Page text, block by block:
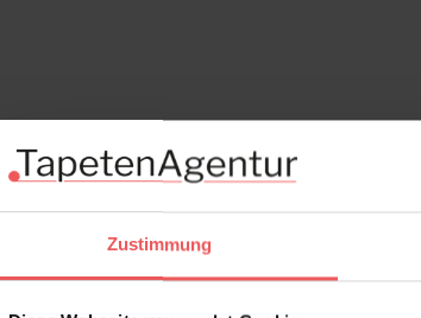
Zustimmung
überspringen